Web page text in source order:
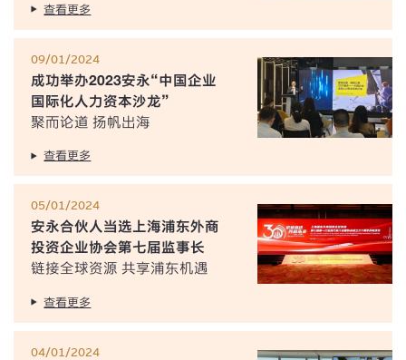
查看更多
09/01/2024
成功举办2023安永“中国企业
国际化人力资本沙龙”
聚而论道 扬帆出海
查看更多
05/01/2024
安永合伙人当选上海浦东外商
投资企业协会第七届监事长
链接全球资源 共享浦东机遇
查看更多
04/01/2024